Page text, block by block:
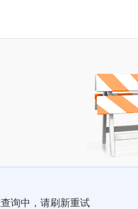
询中，请刷新重试